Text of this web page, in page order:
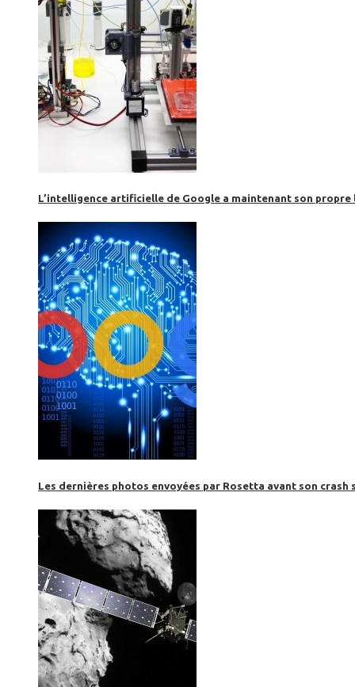
L’intelligence artificielle de Google a maintenant son propre
Les dernières photos envoyées par Rosetta avant son crash